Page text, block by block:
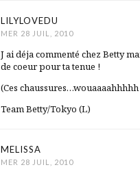
LILYLOVEDU
MER 28 JUIL, 2010
J ai déja commenté chez Betty
de coeur pour ta tenue !
(Ces
Team Betty/Tokyo (L)
MELISSA
MER 28 JUIL, 2010